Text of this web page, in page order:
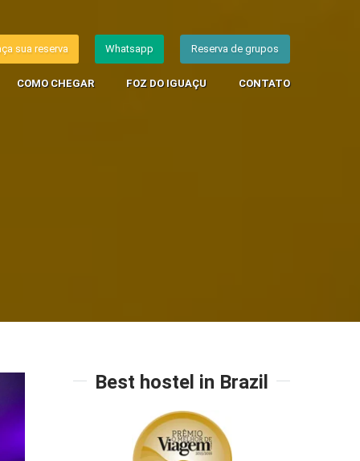
sua reserva Whatsapp Reserva de grupos
COMO CHEGAR FOZ DO IGUAÇU CONTATO
Best hostel in Brazil